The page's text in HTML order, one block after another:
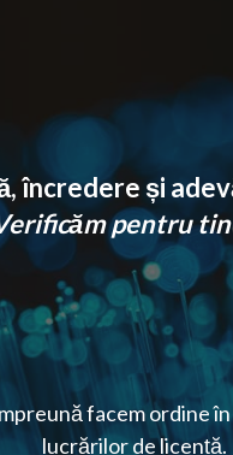
încredere și
pentru
facem ordine în
lucrărilor de licență.